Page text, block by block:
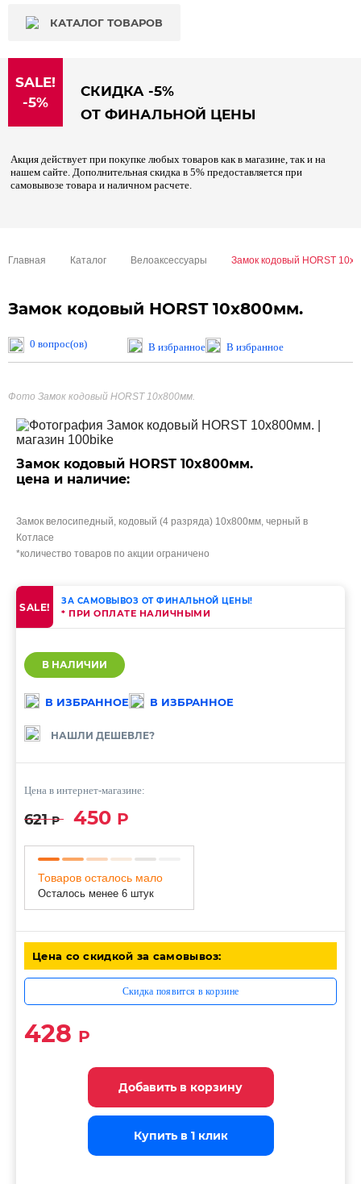
КАТАЛОГ ТОВАРОВ
SALE!
-5%
СКИДКА -5%
ОТ ФИНАЛЬНОЙ ЦЕНЫ
Акция действует при покупке любых товаров как в магазине, так и на
нашем сайте. Дополнительная скидка в 5% предоставляется при
самовывозе товара и наличном расчете.
Главная Каталог Велоаксессуары Замок кодовый HORST
Замок кодовый HORST 10x800мм.
0 вопрос(ов) В избранное В избранное
Фото Замок кодовый HORST 10x800мм.
Замок кодовый HORST 10x800мм.
цена и наличие:
Замок велосипедный, кодовый (4 разряда) 10х800мм, черный в
Котласе
*количество товаров по акции ограничено
SALE! ЗА САМОВЫВОЗ ОТ ФИНАЛЬНОЙ ЦЕНЫ!
* ПРИ ОПЛАТЕ НАЛИЧНЫМИ
В НАЛИЧИИ
В ИЗБРАННОЕ В ИЗБРАННОЕ
НАШЛИ ДЕШЕВЛЕ?
Цена в интернет-магазине:
621Р 450 Р
Товаров осталось мало
Осталось менее 6 штук
Цена со скидкой за самовывоз:
Скидка появится в корзине
428 Р
Добавить в корзину
Добавить в корзину
Добавить в корзину
Купить в 1 клик
Купить в 1 клик
Купить в 1 клик